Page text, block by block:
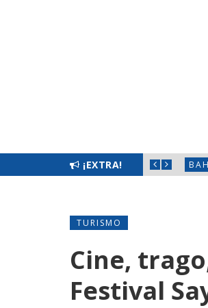
¡EXTRA!
LA SEGURIDAD EN NAYARIT
TURISMO
Cine,
Festival